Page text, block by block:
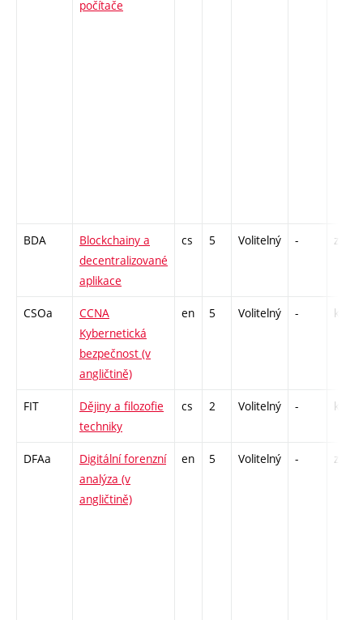
počítače
BDA
Blockchainy a
decentralizované
aplikace
cs 5 Volitelný - zá,zk
CSOa
CCNA
Kybernetická
bezpečnost (v
angličtině)
en 5 Volitelný - kl
FIT
Dějiny a filozofie
techniky
cs 2 Volitelný - kl
DFAa
Digitální forenzní
analýza (v
angličtině)
en 5 Volitelný - zk